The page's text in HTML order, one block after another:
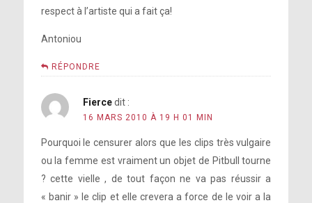
respect à l’artiste qui a fait ça!
Antoniou
RÉPONDRE
Fierce dit :
16 MARS 2010 À 19 H 01 MIN
Pourquoi le censurer alors que les clips très vulgaire
ou la femme est vraiment un objet de Pitbull tourne
? cette vielle , de tout façon ne va pas réussir a
« banir » le clip et elle crevera a force de le voir a la